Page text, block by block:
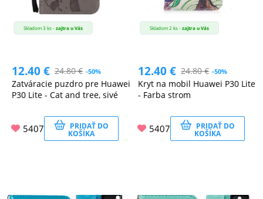
Skladom 3 ks -zajtra u Vás
12.40€ 24.80€ -50%
Zatváracie puzdro pre Huawei
P30 Lite - Cat and tree, sivé
5407 PRIDAŤ DO
KOŠÍKA
Skladom 2 ks -zajtra u Vás
12.40€ 24.80€ -50%
Kryt na mobil Huawei P30 Lite
- Farba strom
5407 PRIDAŤ DO
KOŠÍKA